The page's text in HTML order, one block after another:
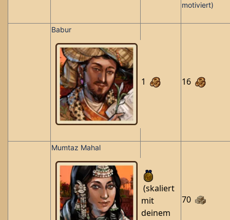
motiviert)
Babur
1 16
Mumtaz Mahal
(skaliert
mit
deinem
70